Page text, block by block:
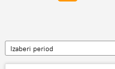
Izaberi period